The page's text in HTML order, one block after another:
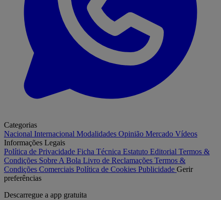
Categorias
Nacional Internacional Modalidades Opinião Mercado Vídeos
Informações Legais
Política de Privacidade Ficha Técnica Estatuto Editorial Termos &
Condições Sobre A Bola Livro de Reclamações Termos &
Condições Comerciais Política de Cookies Publicidade Gerir
preferências
Descarregue a app gratuita